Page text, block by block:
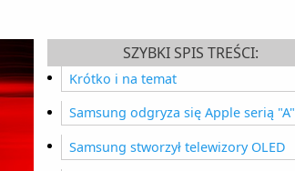
SZYBKI SPIS TREŚCI:
Krótko i na temat
Samsung odgryza się Apple serią "A"
Samsung stworzył telewizory OLED